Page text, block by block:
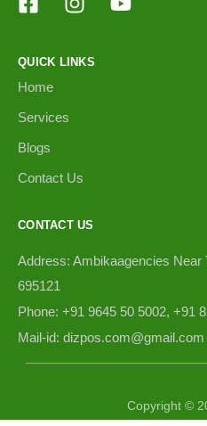
QUICK LINKS
Home
Services
Blogs
Contact Us
CONTACT US
Address: Ambikaagencies Near
695121
Phone: +91 9645 50 5002, +91
Mail-id: dizpos.com@gmail.com
Copyright ©